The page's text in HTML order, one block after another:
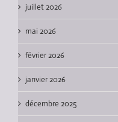
juillet 2026
mai 2026
février 2026
janvier 2026
décembre 2025